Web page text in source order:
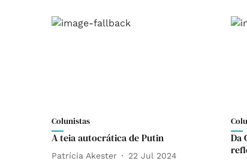
Colunistas
A teia autocrática de Putin
Patrícia Akester 22 Jul 2024
Da